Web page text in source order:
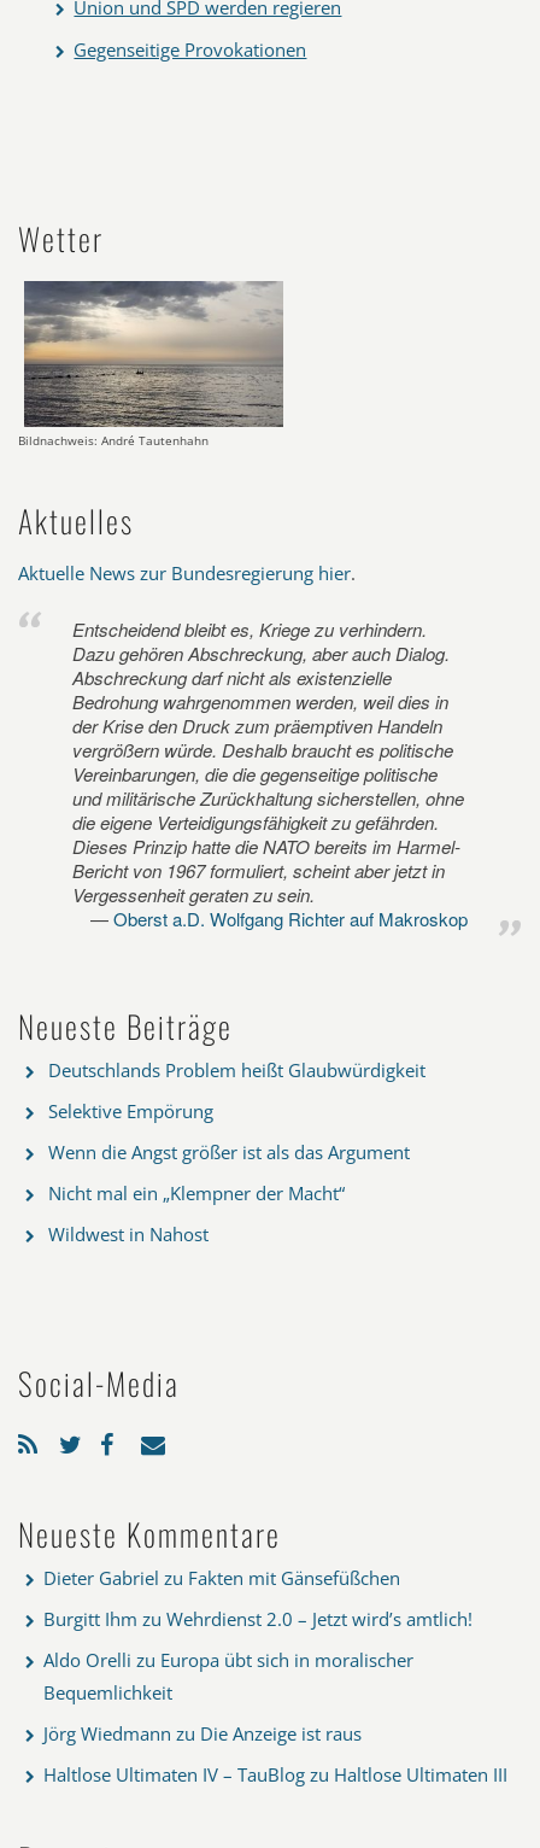
Union und SPD werden regieren
Gegenseitige Provokationen
Wetter
Bildnachweis: André Tautenhahn
Aktuelles
Aktuelle News zur Bundesregierung hier.
Entscheidend bleibt es, Kriege zu verhindern.
Dazu gehören Abschreckung, aber auch Dialog.
Abschreckung darf nicht als existenzielle
Bedrohung wahrgenommen werden, weil dies in
der Krise den Druck zum präemptiven Handeln
vergrößern würde. Deshalb braucht es politische
Vereinbarungen, die die gegenseitige politische
und militärische Zurückhaltung sicherstellen, ohne
die eigene Verteidigungsfähigkeit zu gefährden.
Dieses Prinzip hatte die NATO bereits im Harmel-
Bericht von 1967 formuliert, scheint aber jetzt in
Vergessenheit geraten zu sein.
Oberst a.D. Wolfgang Richter auf Makroskop
Neueste Beiträge
Deutschlands Problem heißt Glaubwürdigkeit
Selektive Empörung
Wenn die Angst größer ist als das Argument
Nicht mal ein „Klempner der Macht“
Wildwest in Nahost
Social-Media
Neueste Kommentare
Dieter Gabriel zu Fakten mit Gänsefüßchen
Burgitt Ihm zu Wehrdienst 2.0 – Jetzt wird’s amtlich!
Aldo Orelli zu Europa übt sich in moralischer
Bequemlichkeit
Jörg Wiedmann zu Die Anzeige ist raus
Haltlose Ultimaten IV – TauBlog zu Haltlose Ultimaten III